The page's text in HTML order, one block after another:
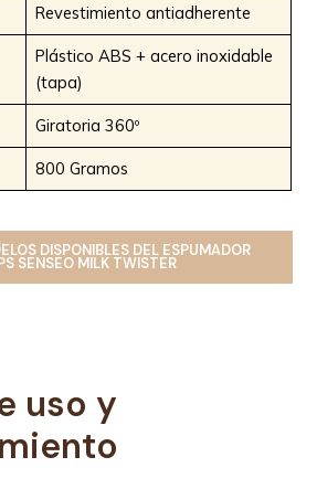
Revestimiento antiadherente
Plástico ABS + acero inoxidable
(tapa)
Giratoria 360º
800 Gramos
DISPONIBLES DEL ESPUMADOR
SENSEO MILK TWISTER
uso y